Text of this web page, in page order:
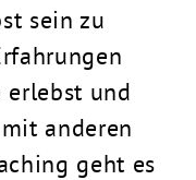
sein zu
erlebst und
anderen
geht es